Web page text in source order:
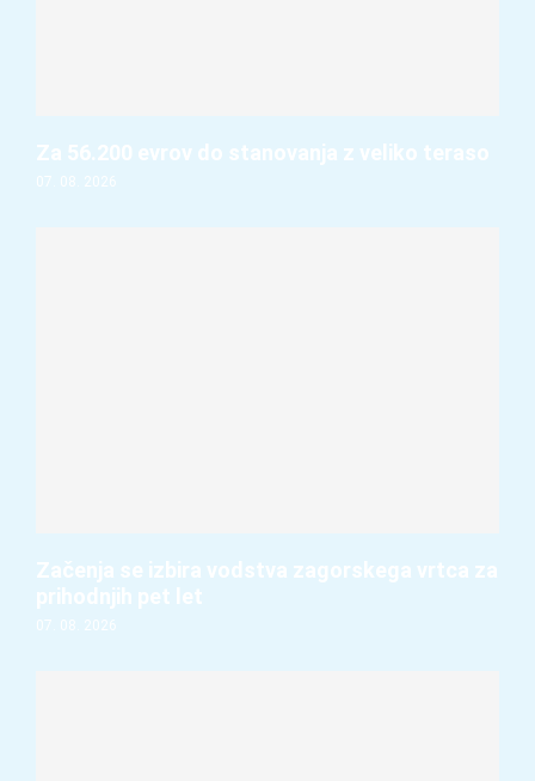
Za 56.200 evrov do stanovanja z veliko teraso
07. 08. 2026
Začenja se izbira vodstva zagorskega vrtca za
prihodnjih pet let
07. 08. 2026